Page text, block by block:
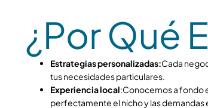
¿Por Qué
Estrategias personalizadas:Cada
tus necesidades particulares.
Experiencia local:Conocemos a fondo
perfectamente el nicho y las demandas